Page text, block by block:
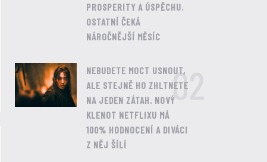
PROSPERITY A ÚSPĚCHU.
OSTATNÍ ČEKÁ
NÁROČNĚJŠÍ MĚSÍC
NEBUDETE MOCT USNOUT,
ALE STEJNĚ HO ZHLTNETE
NA JEDEN ZÁTAH. NOVÝ
KLENOT NETFLIXU MÁ
100% HODNOCENÍ A DIVÁCI
Z NĚJ ŠÍLÍ
02